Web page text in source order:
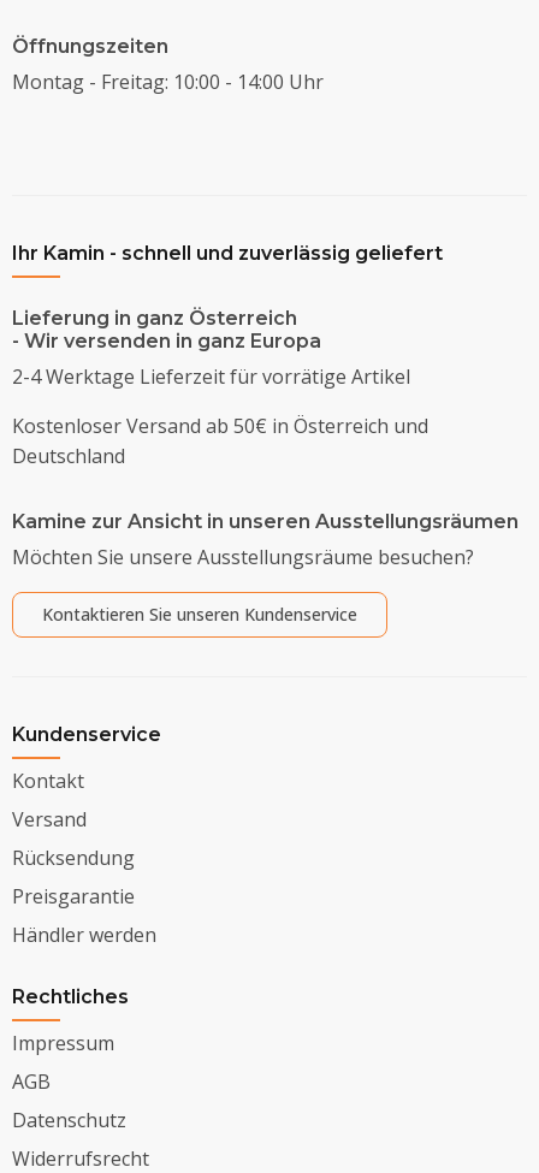
Öffnungszeiten
Montag - Freitag: 10:00 - 14:00 Uhr
Ihr Kamin - schnell und zuverlässig geliefert
Lieferung in ganz Österreich
- Wir versenden in ganz Europa
2-4 Werktage Lieferzeit für vorrätige Artikel
Kostenloser Versand ab 50€ in Österreich und
Deutschland
Kamine zur Ansicht in unseren Ausstellungsräumen
Möchten Sie unsere Ausstellungsräume besuchen?
Kontaktieren Sie unseren Kundenservice
Kundenservice
Kontakt
Versand
Rücksendung
Preisgarantie
Händler werden
Rechtliches
Impressum
AGB
Datenschutz
Widerrufsrecht